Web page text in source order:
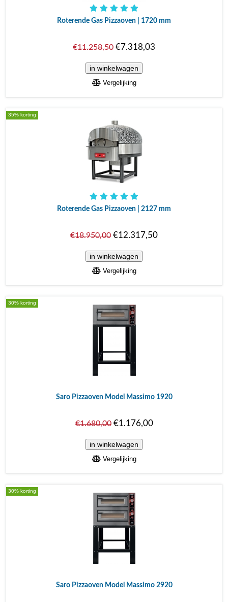
Roterende Gas Pizzaoven | 1720 mm
€11.258,50 €7.318,03
Vergelijking
35% korting
Roterende Gas Pizzaoven | 2127 mm
€18.950,00 €12.317,50
Vergelijking
30% korting
Saro Pizzaoven Model Massimo 1920
€1.680,00€1.176,00
Vergelijking
30% korting
Saro Pizzaoven Model Massimo 2920